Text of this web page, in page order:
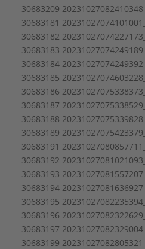
Druktrap flens aansluiting
Druktrap flens aansluiting
Dubbelpomp:
Nee
Elektrische aansluiting:
Energie Efficiëntie Index (EEI):
Flensvorm:
Overig
Frequentie:
50/60 Hz
Inbouwlengte:
130 mm
Isolatieklasse volgens IEC:
F
Kwaliteitsklasse materiaal
Kwaliteitsklasse pomphuis:
Gietijzer EN-GJL-200 (GG 20)
Materiaal pomphuis:
Gietijzer
Materiaal waaier / pompwiel:
Max. debiet: 3,75 m³/h
Max. opvoerhoogte:
6,68 m
Max. werkdruk: 10 bar
Mediumtemperatuur (continu):
30683209
30683181
30683182
30683183
30683184
30683185
30683186
30683187
30683188
30683189
30683191
30683192
30683193
30683194
30683195
30683196
30683197
30683199